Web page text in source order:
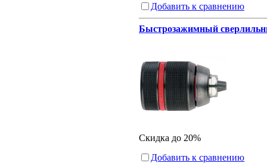
Добавить к сравнению
Быстрозажимный
Скидка до 20%
Добавить к сравнению